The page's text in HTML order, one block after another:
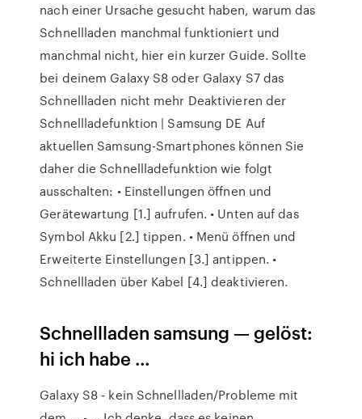
nach einer Ursache gesucht haben, warum das
Schnellladen manchmal funktioniert und
manchmal nicht, hier ein kurzer Guide. Sollte
bei deinem Galaxy S8 oder Galaxy S7 das
Schnellladen nicht mehr Deaktivieren der
Schnellladefunktion | Samsung DE Auf
aktuellen Samsung-Smartphones können Sie
daher die Schnellladefunktion wie folgt
ausschalten: • Einstellungen öffnen und
Gerätewartung [1.] aufrufen. • Unten auf das
Symbol Akku [2.] tippen. • Menü öffnen und
Erweiterte Einstellungen [3.] antippen. •
Schnellladen über Kabel [4.] deaktivieren.
Schnellladen samsung — gelöst:
hi ich habe …
Galaxy S8 - kein Schnellladen/Probleme mit